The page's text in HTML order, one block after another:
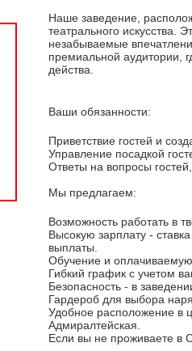
Наше заведение,
театрального искусства.
незабываемые
премиальной аудитории,
действа.
Ваши обязанности:
Приветствие гостей и
Управление посадкой
Ответы на вопросы
Мы предлагаем:
Возможность работать в
Высокую зарплату -
выплаты.
Обучение и
Гибкий график с учетом
Безопасность - в
Гардероб для выбора
Удобное расположение в
Адмиралтейская.
Если вы не проживаете в